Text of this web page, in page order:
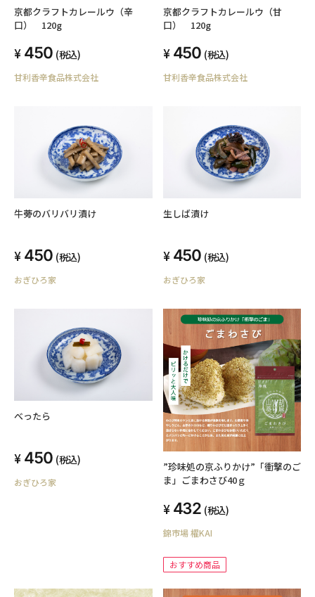
京都クラフトカレールウ（辛
口） 120g
450 (税込)
甘利香辛食品株式会社
京都クラフトカレールウ（甘
口） 120g
450 (税込)
甘利香辛食品株式会社
牛蒡のバリバリ漬け
450 (税込)
おぎひろ家
生しば漬け
450 (税込)
おぎひろ家
べったら
450 (税込)
おぎひろ家
”珍味処の京ふりかけ”「衝撃のご
ま」ごまわさび40ｇ
432 (税込)
錦市場 櫂KAI
おすすめ商品